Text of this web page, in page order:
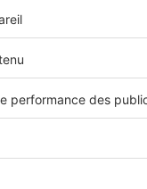
location,
de chacun des
majoré